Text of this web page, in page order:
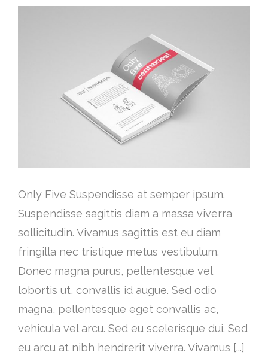
Only Five Suspendisse at semper ipsum.
Suspendisse sagittis diam a massa viverra
sollicitudin. Vivamus sagittis est eu diam
fringilla nec tristique metus vestibulum.
Donec magna purus, pellentesque vel
lobortis ut, convallis id augue. Sed odio
magna, pellentesque eget convallis ac,
vehicula vel arcu. Sed eu scelerisque dui. Sed
eu arcu at nibh hendrerit viverra. Vivamus [...]